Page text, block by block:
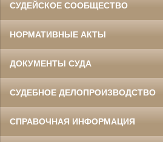
СУДЕЙСКОЕ СООБЩЕСТВО
НОРМАТИВНЫЕ АКТЫ
ДОКУМЕНТЫ СУДА
СУДЕБНОЕ ДЕЛОПРОИЗВОДСТВО
СПРАВОЧНАЯ ИНФОРМАЦИЯ